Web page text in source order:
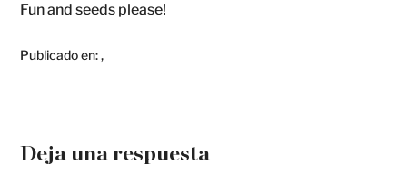
Fun and seeds please!
Publicado en:,
Deja una respuesta